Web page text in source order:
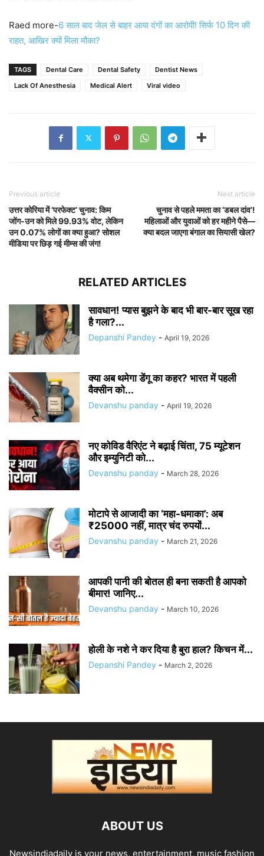
Raed more-6 साल बाद जेल से बाहर आया दंगों का आरोपी! सिर्फ 10 दिन की
राहत, आखिर क्यों मिला मौका?
TAGS Dental Care Dental Safety
Dentist News
Lack Of Anesthesia
Medical Alert Viral video
Previous article
उत्तर कोरिया में ‘परफेक्ट’ चुनाव: किम
जोंग-उन को मिले 99.93% वोट, लेकिन
उन 0.07% लोगों का क्या हुआ? सोशल
मीडिया पर छिड़ गई मीम्स की जंग!
Next article
चुनाव से पहले ममता का ‘डबल दांव’!
महिलाओं और युवाओं को हर महीने पैसे—
क्या बदल जाएगा बंगाल का सियासी खेल?
RELATED ARTICLES
सावधान! प्यास बुझने के बाद भी बार-बार सूख रहा
है गला?...
Depanshi Pandey - April 19, 2026
क्या अब थमेगा डेंगू का कहर? भारत में पहली
वैक्सीन को...
Devanshu panday - April 19, 2026
नए कोविड वैरिएंट ने बढ़ाई चिंता, 75 म्यूटेशन
और इम्युनिटी को...
Devanshu panday - March 28, 2026
मोटापे से आजादी का ‘महा-धमाका’: अब
₹25000 नहीं, मात्र चंद रुपयों...
Devanshu panday - March 21, 2026
आपकी पानी की बोतल ही बना सकती है आपको
बीमार! जानिए...
Devanshu panday - March 10, 2026
होली के नशे ने कर दिया है बुरा हाल? किचन में...
Depanshi Pandey - March 2, 2026
ABOUT US
Newsindiadaily is your news, entertainment, music fashion